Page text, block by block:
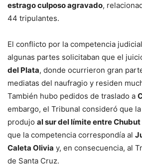
estrago culposo agravado,
44 tripulantes.
El conflicto por la competencia
algunas partes solicitaban que el
del Plata, donde ocurrieron gran
mediatas del naufragio y residen
También hubo pedidos de traslado a
embargo, el Tribunal consideró que
produjo al sur del límite entre Chubut
que la competencia correspondía al
Caleta Olivia y, en consecuencia, al
de Santa Cruz.